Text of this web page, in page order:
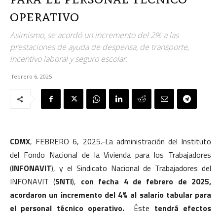
operativo
Asimismo, se acordó un incremento del 2% a las
prestaciones de ayuda de despensa, de transporte,
incentivo laboral y seguro escolar.
febrero 6, 2025
CDMX, FEBRERO 6, 2025.-La administración del Instituto
del Fondo Nacional de la Vivienda para los Trabajadores
(INFONAVIT), y el Sindicato Nacional de Trabajadores del
INFONAVIT (SNTI), con fecha 4 de febrero de 2025,
acordaron un incremento del 4% al salario tabular para
el personal técnico operativo. Éste tendrá efectos